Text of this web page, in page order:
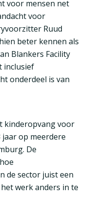
voor mensen net
voor
Ruud
beter kennen als
Blankers Facility
inclusief
onderdeel is van
kinderopvang voor
op meerdere
De
de sector juist een
werk anders in te